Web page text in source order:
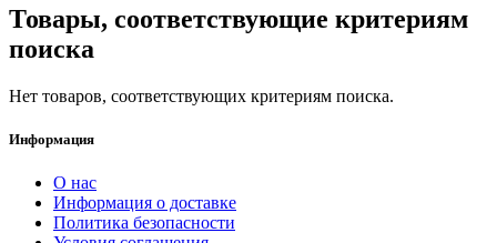
Товары, соответствующие критериям
поиска
Нет товаров, соответствующих критериям поиска.
Информация
О нас
Информация о доставке
Политика безопасности